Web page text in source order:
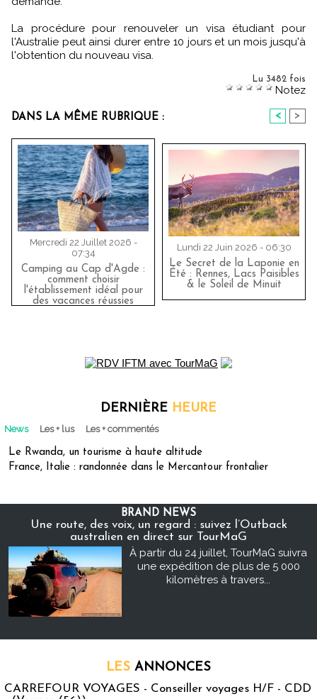
La procédure pour renouveler un visa étudiant pour
l'Australie peut ainsi durer entre 10 jours et un mois jusqu'à
l'obtention du nouveau visa.
Lu 3482 fois
Notez
DANS LA MÊME RUBRIQUE : < >
Mercredi 22 Juillet 2026 -
07:34
Camping au Cap d'Agde :
comment choisir
l'établissement idéal pour
des vacances réussies
Lundi 22 Juin 2026 - 06:30
Le Secret de la Laponie en
Été : Rennes, Lacs Paisibles
& le Soleil de Minuit
DERNIÈRE HEURE
News Les + lus Les + commentés
Le Rwanda, un tourisme à haute altitude
France, Italie : randonnée dans le Mercantour frontalier
BRAND NEWS
Une route, des voix, un regard : suivez l’Outback
australien en direct sur TourMaG
À partir du 24 juillet, TourMaG suivra
une expédition de plus de 5 000
kilomètres à travers...
LES ANNONCES
CARREFOUR VOYAGES - Conseiller voyages H/F - CDD